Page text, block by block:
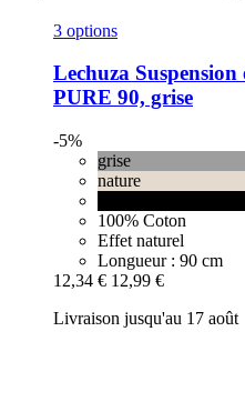
3 options
Lechuza
PURE 90, grise
-5%
grise
nature
100% Coton
Effet naturel
Longueur : 90 cm
12,34 € 12,99 €
Livraison jusqu'au 17 août